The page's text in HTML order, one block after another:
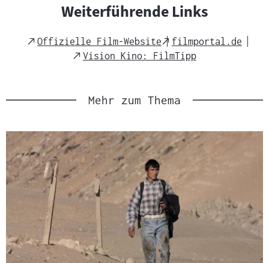
Weiterführende Links
External
Offizielle Film-Website
External
Link
filmportal.de
External
Vision Kino: FilmTipp
Mehr zum Thema
Slider
überspringen
und
zur
nächsten
Sprungmarke